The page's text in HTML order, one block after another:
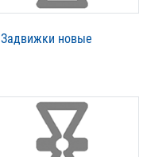
Задвижки новые